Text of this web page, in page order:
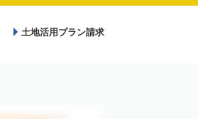
土地活用プラン請求